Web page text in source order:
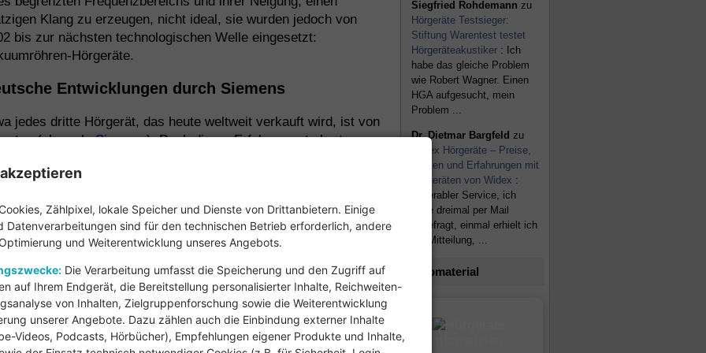
Klang zu erzeugen, nicht ideal, sie wurden jedoch von
bis zur nächsten technologischen Welle eingesetzt:
Hörgeräte.
Entwicklungen durch Siemens
jedes dritte Hörgerät, das heute weltweit verkauft wird, ist von
(ehemalsSiemens). Doch dieser Erfolg musste hart
bedeuten nicht zwangsläufig guten Absatz. In vielen
Hersteller zur Auswahl zu stellen. Nach einigen
Probehören entscheidet dann der Kunde, mit welchem
er besser hört und sich wohler fühlt.
Hörgerätepreise anfragen »
Firmengründer Werner von Siemens kümmerte sich um
Siegfried Rohdemann zu
Hörgeräte Testsieger:
Stiftung Warentest testet
Hörgeräteakustiker : Ich
habe das gleiche Problem
wie Robert Wagner. Einen
HGA aufgesucht, mein
Problem ...
Dr. Dietmar Bargfeld zu
Widex Hörgeräte – Preise,
Kosten und Erfahrungen mit
Hörgeräten von Widex :
Miserabler Service, ich
habe dreimal per Mail
angefragt, einmal erhielt ich
die Mitteilung, ...
Infomaterial
Zählpixel, lokale Speicher und Dienste von Drittanbietern. Einige
Datenverarbeitungen sind für den technischen Betrieb erforderlich, andere
und Weiterentwicklung unseres Angebots.
Die Verarbeitung umfasst die Speicherung und den Zugriff auf
auf Ihrem Endgerät, die Bereitstellung personalisierter Inhalte, Reichweiten-
von Inhalten, Zielgruppenforschung sowie die Weiterentwicklung
unserer Angebote. Dazu zählen auch die Einbindung externer Inhalte
Videos, Podcasts, Hörbücher), Empfehlungen eigener Produkte und Inhalte,